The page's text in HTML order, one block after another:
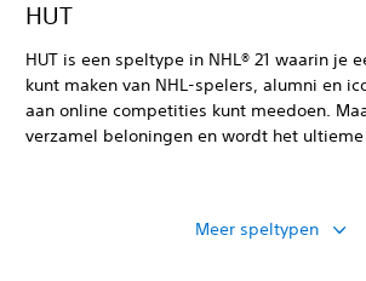
HUT
HUT is een speltype in NHL® 21 waarin je
kunt maken van NHL-spelers, alumni en
aan online competities kunt meedoen.
verzamel beloningen en wordt het
Meer speltypen